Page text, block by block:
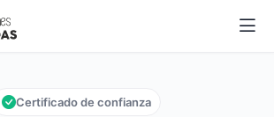
S.L
de 10
Certificado de confianza